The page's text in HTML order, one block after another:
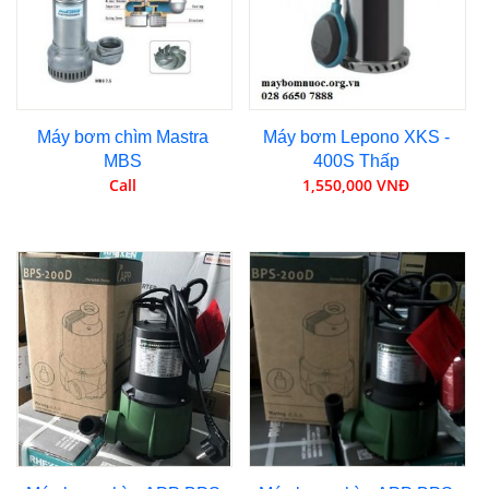
Máy bơm chìm Mastra
MBS
Call
Máy bơm Lepono XKS -
400S Thấp
1,550,000 VNĐ